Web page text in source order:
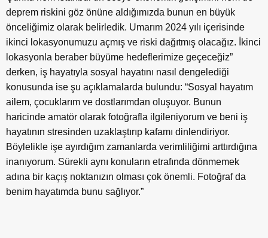
deprem riskini göz önüne aldığımızda bunun en büyük
önceliğimiz olarak belirledik. Umarım 2024 yılı içerisinde
ikinci lokasyonumuzu açmış ve riski dağıtmış olacağız. İkinci
lokasyonla beraber büyüme hedeflerimize geçeceğiz”
derken, iş hayatıyla sosyal hayatını nasıl dengelediği
konusunda ise şu açıklamalarda bulundu: “Sosyal hayatım
ailem, çocuklarım ve dostlarımdan oluşuyor. Bunun
haricinde amatör olarak fotoğrafla ilgileniyorum ve beni iş
hayatının stresinden uzaklaştırıp kafamı dinlendiriyor.
Böylelikle işe ayırdığım zamanlarda verimliliğimi arttırdığına
inanıyorum. Sürekli aynı konuların etrafında dönmemek
adına bir kaçış noktanızın olması çok önemli. Fotoğraf da
benim hayatımda bunu sağlıyor.”